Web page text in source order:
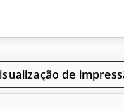
de